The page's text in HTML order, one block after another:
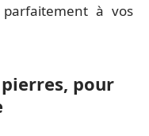
à vos
pour